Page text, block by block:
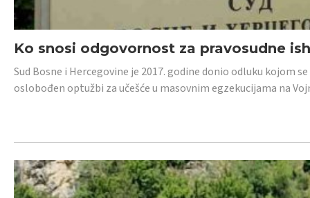
Ko snosi odgovornost za pravosudne
Sud Bosne i Hercegovine je 2017. godine donio odluku kojom
oslobođen optužbi za učešće u masovnim egzekucijama na